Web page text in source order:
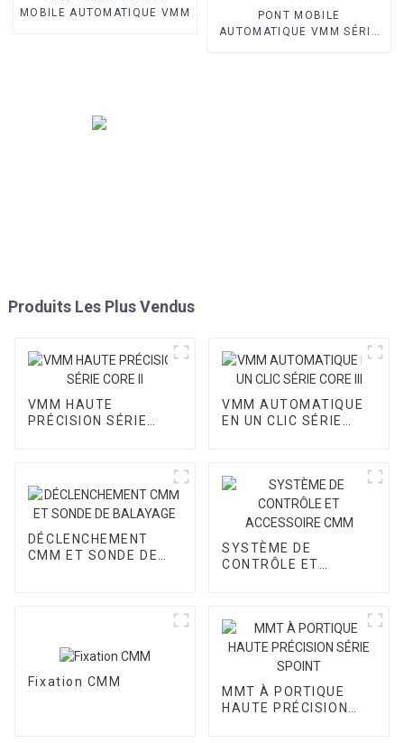
MOBILE AUTOMATIQUE VMM
PONT MOBILE
AUTOMATIQUE VMM SÉRIE
Produits Les Plus Vendus
VMM HAUTE
PRÉCISION SÉRIE
VMM AUTOMATIQUE
EN UN CLIC SÉRIE
DÉCLENCHEMENT
CMM ET SONDE DE
SYSTÈME DE
CONTRÔLE ET
Fixation CMM
MMT À PORTIQUE
HAUTE PRÉCISION